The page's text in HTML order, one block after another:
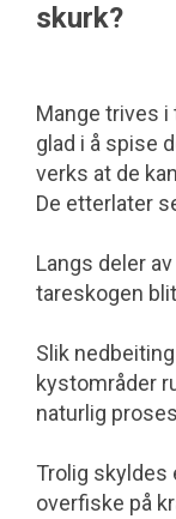
skurk?
Mange trives
glad i å spise
verks at de
De etterlater
Langs deler
tareskogen
Slik
kystområder
naturlig
Trolig skyldes
overfiske på